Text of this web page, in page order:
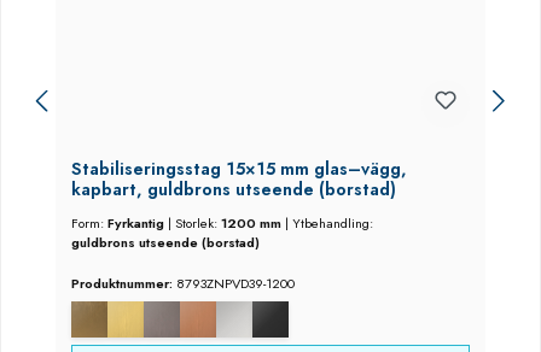
Stabiliseringsstag 15×15 mm glas–vägg,
kapbart, guldbrons utseende (borstad)
Form:Fyrkantig | Storlek:1200 mm | Ytbehandling:
guldbrons utseende (borstad)
Produktnummer: 8793ZNPVD39-1200